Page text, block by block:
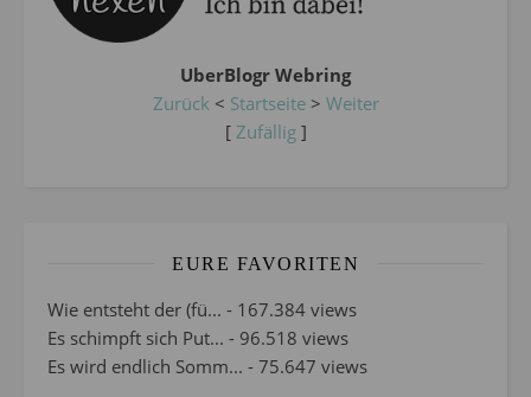
UberBlogr Webring
Zurück < Startseite> Weiter
[ Zufällig]
EURE FAVORITEN
Wie entsteht der (fü... - 167.384 views
Es schimpft sich Put... - 96.518 views
Es wird endlich Somm... - 75.647 views